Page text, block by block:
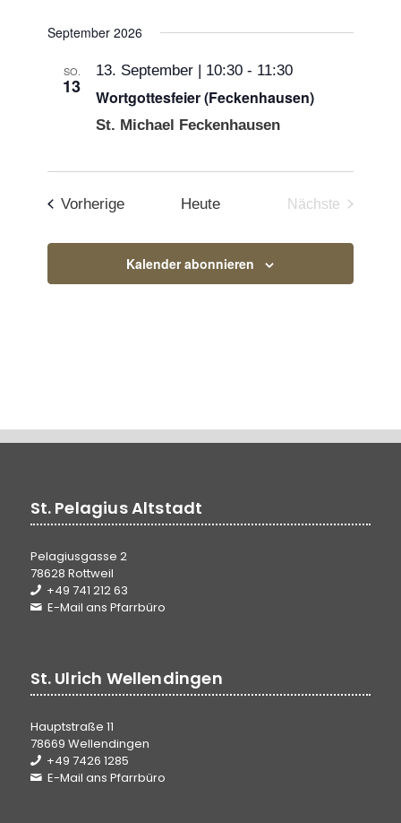
September 2026
SO.
13
13. September | 10:30 - 11:30
Wortgottesfeier (Feckenhausen)
St. Michael Feckenhausen
VorherigeVeranstaltungen
Heute
Nächste
Kalender abonnieren
St. Pelagius Altstadt
Pelagiusgasse 2
78628 Rottweil
+49 741 212 63
E-Mail ans Pfarrbüro
St. Ulrich Wellendingen
Hauptstraße 11
78669 Wellendingen
+49 7426 1285
E-Mail ans Pfarrbüro